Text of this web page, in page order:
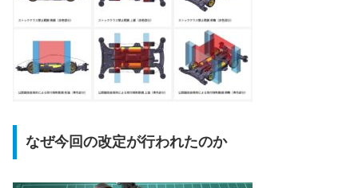
なぜ今回の改定が行われたのか